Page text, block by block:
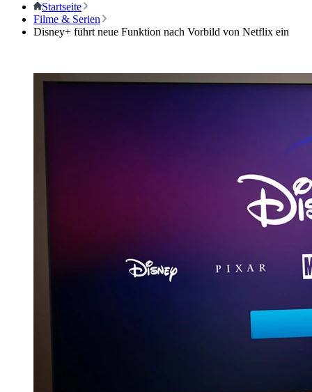
Startseite
Filme & Serien
Disney+ führt neue Funktion nach Vorbild von Netflix ein